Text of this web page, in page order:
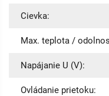
Cievka:
Max. teplota /
Napájanie U (V):
Ovládanie prietoku: